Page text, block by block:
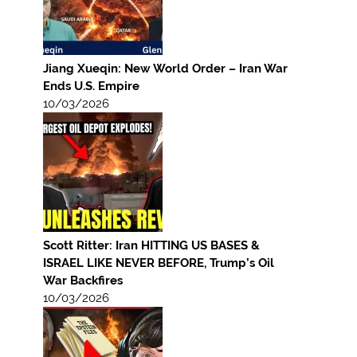
Jiang Xueqin: New World Order – Iran War
Ends U.S. Empire
10/03/2026
Scott Ritter: Iran HITTING US BASES &
ISRAEL LIKE NEVER BEFORE, Trump’s Oil
War Backfires
10/03/2026